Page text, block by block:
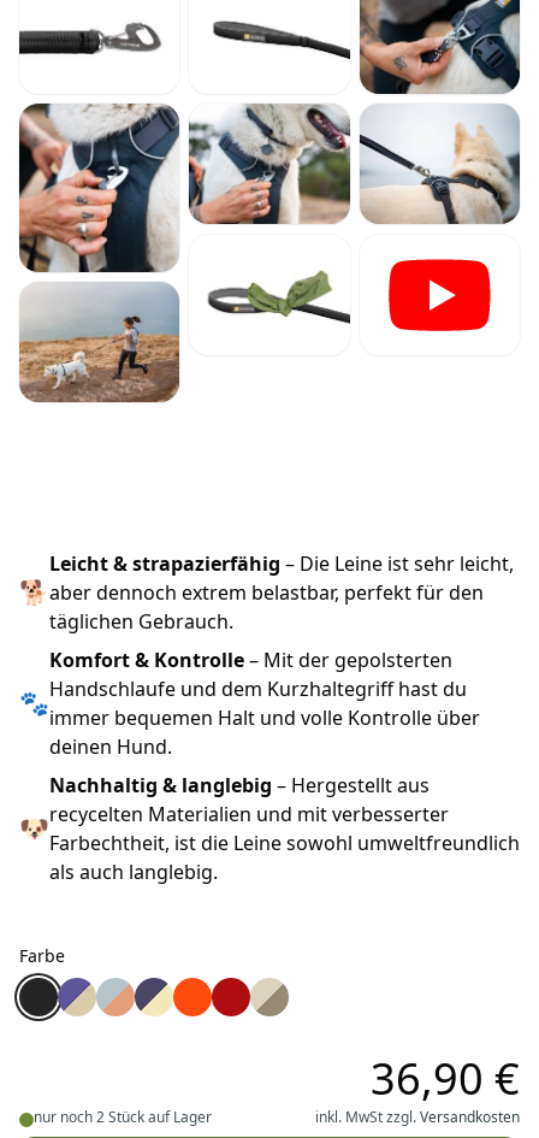
🐕
Leicht & strapazierfähig – Die Leine ist sehr leicht,
aber dennoch extrem belastbar, perfekt für den
täglichen Gebrauch.
🐾
Komfort & Kontrolle– Mit der gepolsterten
Handschlaufe und dem Kurzhaltegriff hast du
immer bequemen Halt und volle Kontrolle über
deinen Hund.
🐶
Nachhaltig & langlebig – Hergestellt aus
recycelten Materialien und mit verbesserter
Farbechtheit, ist die Leine sowohl umweltfreundlich
als auch langlebig.
Farbe
Farbe
Ruffwear Front Range™ 3.0 Hundeleine Basalt Gray
Ruffwear Front Range™ 3.0 Hundeleine Wildflower
Ruffwear Front Range™ 3.0 Hundeleine Spring
Ruffwear Front Range™ 3.0 Hundeleine
Ruffwear Front Range™ 3.0 Hundeleine
Ruffwear Front Range™ 3.0
Ruffwear Front Range™ 3.0
nur noch 2 Stück auf Lager
36,90 €
inkl. MwSt zzgl.Versandkosten